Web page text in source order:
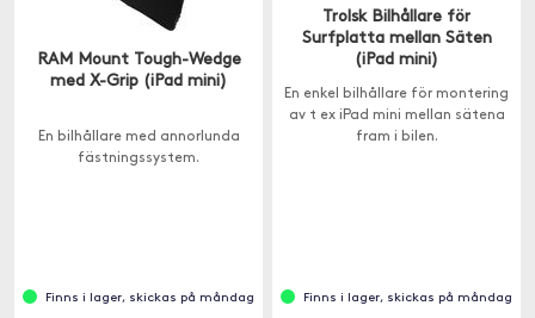
RAM Mount Tough-Wedge
med X-Grip (iPad mini)
En bilhållare med annorlunda
fästningssystem.
Finns i lager, skickas på måndag
Trolsk Bilhållare för
Surfplatta mellan Säten
(iPad mini)
En enkel bilhållare för montering
av t ex iPad mini mellan sätena
fram i bilen.
Finns i lager, skickas på måndag